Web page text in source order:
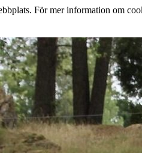
För mer information om